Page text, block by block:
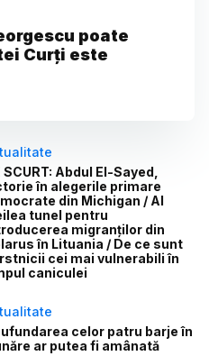
poate
Curți este
SCURT: Abdul El-Sayed,
în alegerile primare
din Michigan / Al
tunel pentru
migranților din
în Lituania / De ce sunt
cei mai vulnerabili în
caniculei
celor patru barje în
ar putea fi amânată